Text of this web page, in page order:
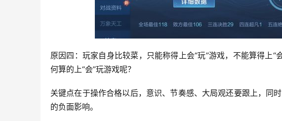
原因四：玩家自身比较菜，只能称得上会“玩”游戏，不能算得上
何算的上“会”玩游戏呢？
关键点在于操作合格以后，意识、节奏感、大局观还要跟上，同
的负面影响。